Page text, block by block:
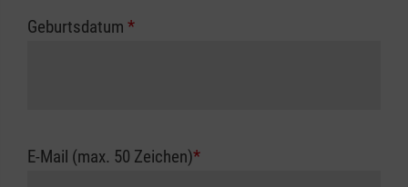
Geburtsdatum *
E-Mail (max. 50 Zeichen)*